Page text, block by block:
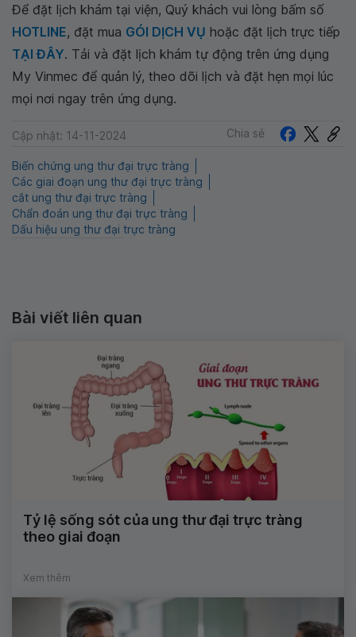
Để đặt lịch khám tại viện, Quý khách vui lòng bấm số
HOTLINE, đặt mua GÓI DỊCH VỤ hoặc đặt lịch trực tiếp
TẠI ĐÂY. Tải và đặt lịch khám tự động trên ứng dụng
My Vinmec để quản lý, theo dõi lịch và đặt hẹn mọi lúc
mọi nơi ngay trên ứng dụng.
Cập nhật: 14-11-2024 Chia sẻ
Biến chứng ung thư đại trực tràng
Các giai đoạn ung thư đại trực tràng
cắt ung thư đại trực tràng
Chẩn đoán ung thư đại trực tràng
Dấu hiệu ung thư đại trực tràng
Bài viết liên quan
Tỷ lệ sống sót của ung thư đại trực tràng
theo giai đoạn
Xem thêm